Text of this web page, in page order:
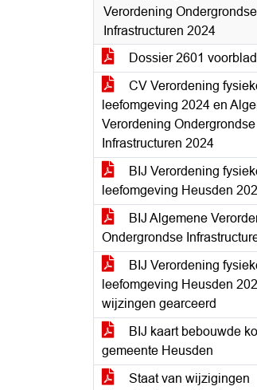
Verordening Ondergrondse
Infrastructuren 2024
Dossier 2601
CV Verordening
leefomgeving 2024 en
Verordening Ondergrondse
Infrastructuren 2024
BIJ Verordening
leefomgeving Heusden
BIJ Algemene
Ondergrondse
BIJ Verordening
leefomgeving Heusden
wijzingen gearceerd
BIJ kaart bebouwde
gemeente Heusden
Staat van wijzigingen